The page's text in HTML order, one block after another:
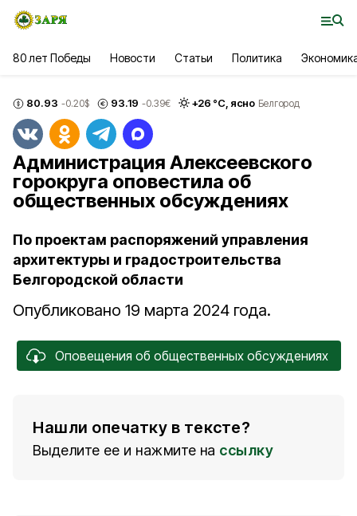
80 лет Победы Новости Статьи Политика
80.93 -0.20$ 93.19 -0.39€ +26 °С, ясно Белгород
Администрация Алексеевского
горокруга оповестила об
общественных обсуждениях
По проектам распоряжений управления
архитектуры и градостроительства
Белгородской области
Опубликовано 19 марта 2024 года.
Оповещения об общественных обсуждениях
Нашли опечатку в тексте?
Выделите ее и нажмите на ссылку